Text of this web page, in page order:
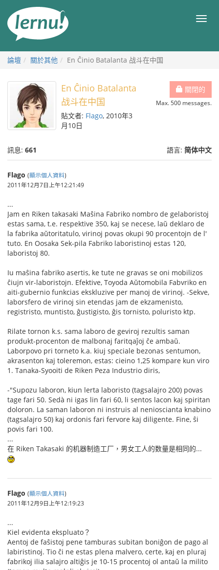
目
論壇 關於其他 En Ĉinio Batalanta 战斗在中国
關閉的
Max. 500 messages.
En Ĉinio Batalanta
战斗在中国
貼文者: Flago, 2010年3
月10日
訊息: 661 語言: 简体中文
Flago (顯示個人資料)
2011年12月7日上午12:21:49
...
Jam en Riken takasaki Maŝina Fabriko nombro de gelaboristoj
estas sama, t.e. respektive 350, kaj se necese, laŭ deklaro de
la fabrika aŭtoritatulo, virinoj povas okupi 90 procentojn de l'
tuto. En Oosaka Sek-pila Fabriko laboristinoj estas 120,
laboristoj 80.
Iu maŝina fabriko asertis, ke tute ne gravas se oni mobilizos
ĉiujn vir-laboristojn. Efektive, Toyoda Aŭtomobila Fabvriko en
aiti-gubernio funkcias ekskluzive per manoj de virinoj. -Sekve,
laborsfero de virinoj sin etendas jam de ekzamenisto,
registristo, muntisto, ĝustigisto, ĝis tornisto, poluristo ktp.
Rilate tornon k.s. sama laboro de geviroj rezultis saman
produkt-procenton de malbonaj faritqaĵoj ĉe ambaŭ.
Laborpovo pri torneto k.a. kiuj speciale bezonas sentumon,
akrasenton kaj toleremon, estas: cieino 1,25 kompare kun viro
1. Tanaka-Syooiti de Riken Peza Industrio diris,
-"Supozu laboron, kiun lerta laboristo (tagsalajro 200) povas
tage fari 50. Sedà ni igas lin fari 60, li sentos lacon kaj spiritan
doloron. La saman laboron ni instruis al nenioscianta knabino
(tagsalajro 50) kaj ordonis fari fervore kaj diligente. Fine, ŝi
povis fari 100.
...
在 Riken Takasaki 的机器制造工厂，男女工人的数量是相同的...
Flago (顯示個人資料)
2011年12月9日上午12:19:23
...
Kiel evidenta ekspluato？
Aentoj de faŝistoj pene tamburas subitan boniĝon de pago al
labiristinoj. Tio ĉi ne estas plena malvero, certe, kaj en pluraj
fabrikoj ilia salajro altiĝis je 10-15 procentoj ol antaŭ la milito